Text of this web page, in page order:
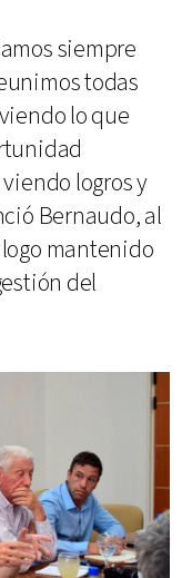
siempre
todas
lo que
logros y
Bernaudo, al
mantenido
del